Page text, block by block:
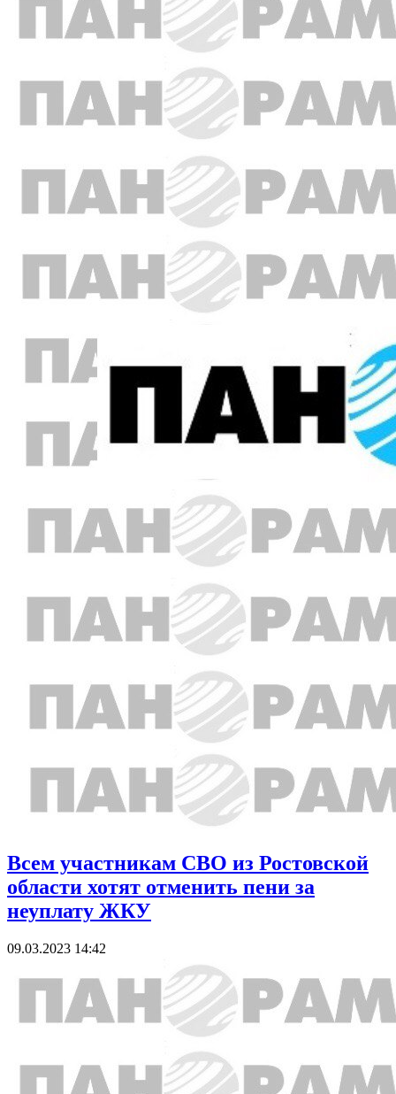
Всем участникам СВО из Ростовской
области хотят отменить пени за
неуплату ЖКУ
09.03.2023 14:42